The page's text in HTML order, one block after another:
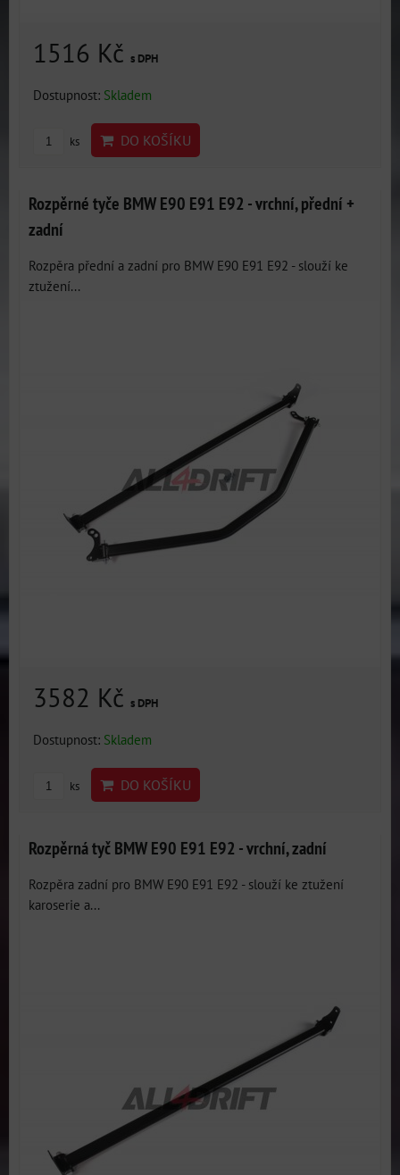
1516 Kč s DPH
Dostupnost: Skladem
ks DO KOŠÍKU
Rozpěrné tyče BMW E90 E91 E92 - vrchní, přední +
zadní
Rozpěra přední a zadní pro BMW E90 E91 E92 - slouží ke
ztužení...
3582 Kč s DPH
Dostupnost: Skladem
ks DO KOŠÍKU
Rozpěrná tyč BMW E90 E91 E92 - vrchní, zadní
Rozpěra zadní pro BMW E90 E91 E92 - slouží ke ztužení
karoserie a...